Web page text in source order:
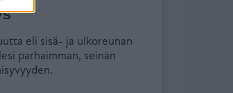
eli sisä- ja ulkoreunan
parhaimman, seinän